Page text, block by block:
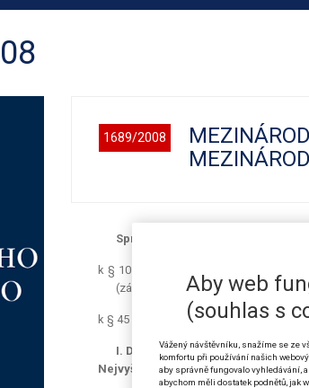
1689/2008
Správní řízení: zjevně právně
k § 10 odst. 3 a 4 zákona č. 325/1999
(zákon o azylu), ve znění účinném do
k § 45 odst. 3 a § 66 správního řádu (č.
I. Dvouletá lhůta stanovená v §
Nejvyššího správního soudu ve
Aby web
(souhlas s
Vážený návštěvníku, snažíme se ze
komfortu při používání našich
aby správně fungovalo vyhledávání,
abychom měli dostatek podnětů, jak